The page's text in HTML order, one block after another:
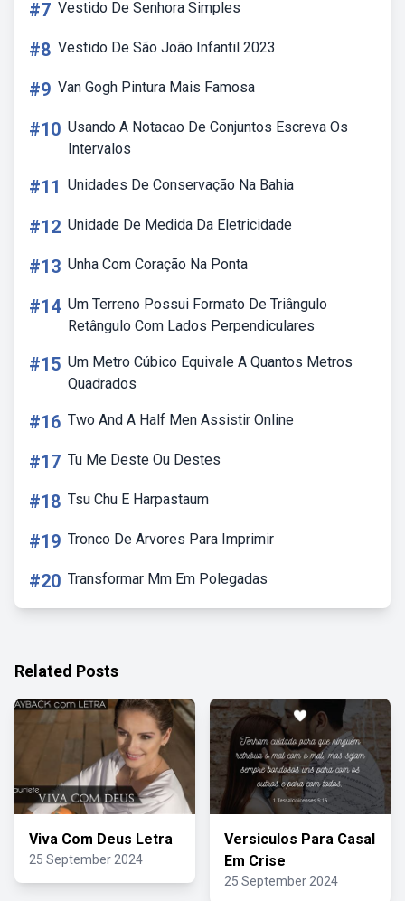
#7 Vestido De Senhora Simples
#8 Vestido De São João Infantil 2023
#9 Van Gogh Pintura Mais Famosa
#10 Usando A Notacao De Conjuntos Escreva Os
Intervalos
#11 Unidades De Conservação Na Bahia
#12 Unidade De Medida Da Eletricidade
#13 Unha Com Coração Na Ponta
#14 Um Terreno Possui Formato De Triângulo
Retângulo Com Lados Perpendiculares
#15 Um Metro Cúbico Equivale A Quantos Metros
Quadrados
#16 Two And A Half Men Assistir Online
#17 Tu Me Deste Ou Destes
#18 Tsu Chu E Harpastaum
#19 Tronco De Arvores Para Imprimir
#20 Transformar Mm Em Polegadas
Related Posts
Viva Com Deus Letra
25 September 2024
Versiculos Para Casal
Em Crise
25 September 2024